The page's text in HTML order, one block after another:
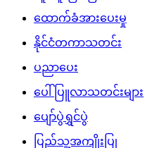
ထောက်ခံအားပေးမှု
နိုင်ငံတကာသတင်း
ပညာပေး
ပေါ်ပြူလာသတင်းများ
ပျော်ပွဲရွှင်ပွဲ
ပြည်သူ့အကျိုးပြု